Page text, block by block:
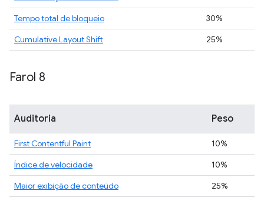
Tempo total de bloqueio
30%
Cumulative Layout Shift
25%
Farol 8
Auditoria Peso
First Contentful Paint
10%
Índice de velocidade
10%
Maior exibição de conteúdo
25%